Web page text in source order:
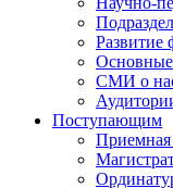
Развитие
Основные
СМИ о
Поступающим
Приемная